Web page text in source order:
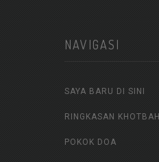
NAVIGASI
SAYA BARU DI SINI
RINGKASAN KHOTBAH
POKOK DOA